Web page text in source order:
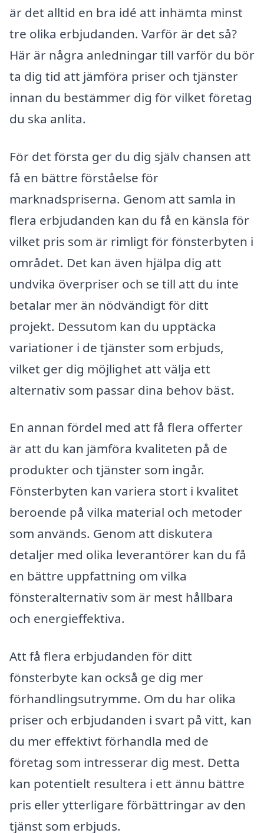
är det alltid en bra idé att inhämta minst
tre olika erbjudanden. Varför är det så?
Här är några anledningar till varför du bör
ta dig tid att jämföra priser och tjänster
innan du bestämmer dig för vilket företag
du ska anlita.
För det första ger du dig själv chansen att
få en bättre förståelse för
marknadspriserna. Genom att samla in
flera erbjudanden kan du få en känsla för
vilket pris som är rimligt för fönsterbyten i
området. Det kan även hjälpa dig att
undvika överpriser och se till att du inte
betalar mer än nödvändigt för ditt
projekt. Dessutom kan du upptäcka
variationer i de tjänster som erbjuds,
vilket ger dig möjlighet att välja ett
alternativ som passar dina behov bäst.
En annan fördel med att få flera offerter
är att du kan jämföra kvaliteten på de
produkter och tjänster som ingår.
Fönsterbyten kan variera stort i kvalitet
beroende på vilka material och metoder
som används. Genom att diskutera
detaljer med olika leverantörer kan du få
en bättre uppfattning om vilka
fönsteralternativ som är mest hållbara
och energieffektiva.
Att få flera erbjudanden för ditt
fönsterbyte kan också ge dig mer
förhandlingsutrymme. Om du har olika
priser och erbjudanden i svart på vitt, kan
du mer effektivt förhandla med de
företag som intresserar dig mest. Detta
kan potentielt resultera i ett ännu bättre
pris eller ytterligare förbättringar av den
tjänst som erbjuds.